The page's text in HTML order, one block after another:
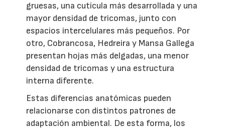
gruesas, una cutícula más desarrollada y una
mayor densidad de tricomas, junto con
espacios intercelulares más pequeños. Por
otro, Cobrancosa, Hedreira y Mansa Gallega
presentan hojas más delgadas, una menor
densidad de tricomas y una estructura
interna diferente.
Estas diferencias anatómicas pueden
relacionarse con distintos patrones de
adaptación ambiental. De esta forma, los